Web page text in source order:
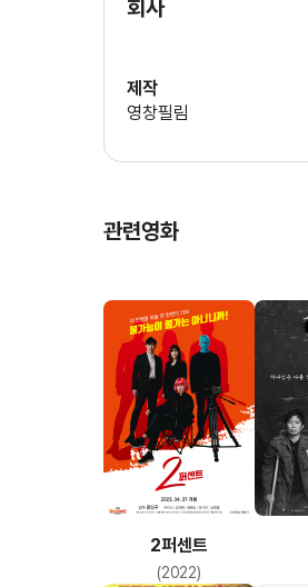
회사
제작
영창필림
관련영화
2퍼센트
(2022)